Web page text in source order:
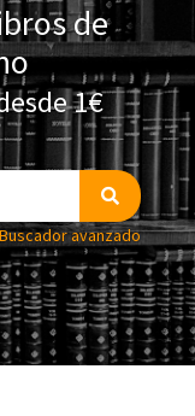
de
1€
Buscador avanzado